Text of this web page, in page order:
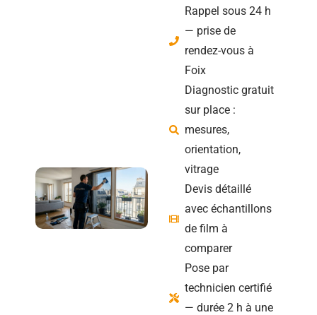
Rappel sous 24 h
— prise de
rendez-vous à
Foix
Diagnostic gratuit
sur place :
mesures,
orientation,
vitrage
Devis détaillé
avec échantillons
de film à
comparer
Pose par
technicien certifié
— durée 2 h à une